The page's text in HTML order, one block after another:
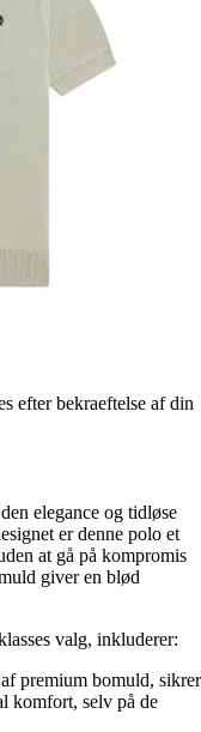
efter bekraeftelse af din
elegance og tidløse
er denne polo et
at gå på kompromis
giver en blød
valg, inkluderer:
premium bomuld, sikrer
komfort, selv på de